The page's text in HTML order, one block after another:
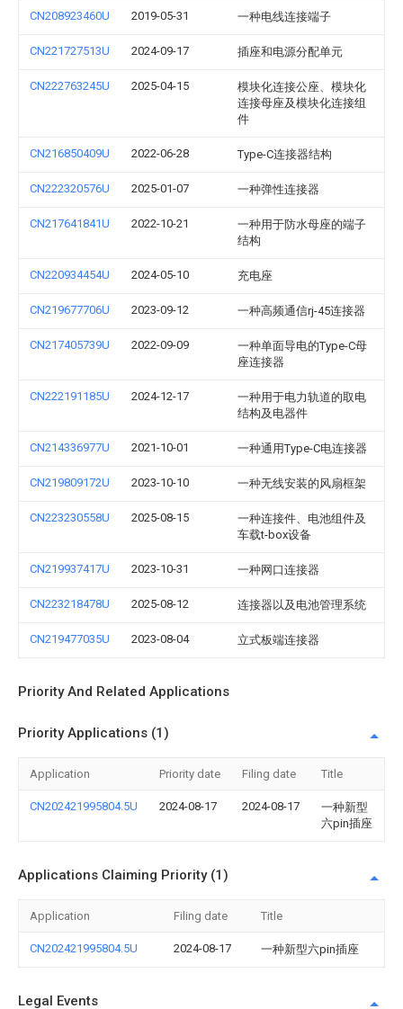
CN208923460U 2019-05-31 一种电线连接端子
CN221727513U 2024-09-17 插座和电源分配单元
CN222763245U 2025-04-15
模块化连接公座、模块化
连接母座及模块化连接组
件
CN216850409U 2022-06-28 Type-C连接器结构
CN222320576U 2025-01-07 一种弹性连接器
CN217641841U 2022-10-21
一种用于防水母座的端子
结构
CN220934454U 2024-05-10 充电座
CN219677706U 2023-09-12 一种高频通信rj-45连接器
CN217405739U 2022-09-09
一种单面导电的Type-C母
座连接器
CN222191185U 2024-12-17
一种用于电力轨道的取电
结构及电器件
CN214336977U 2021-10-01 一种通用Type-C电连接器
CN219809172U 2023-10-10 一种无线安装的风扇框架
CN223230558U 2025-08-15
一种连接件、电池组件及
车载t-box设备
CN219937417U 2023-10-31 一种网口连接器
CN223218478U 2025-08-12 连接器以及电池管理系统
CN219477035U 2023-08-04 立式板端连接器
Priority And Related Applications
Priority Applications (1)
Application Priority date Filing date Title
CN202421995804.5U 2024-08-17 2024-08-17
一种新型
六pin插座
Applications Claiming Priority (1)
Application Filing date Title
CN202421995804.5U 2024-08-17 一种新型六pin插座
Legal Events